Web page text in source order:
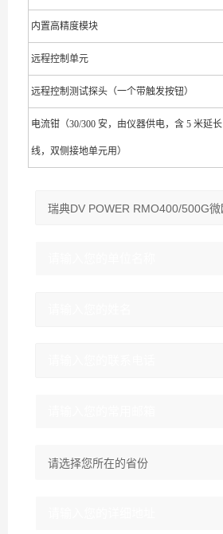
内置高精度模块
远程控制单元
远程控制测试探头（一个带触发按钮）
电流钳（30/300 安，由仪器供电，含 5 米延长
线，双侧接地单元用）